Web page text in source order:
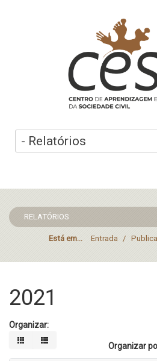
RELATÓRIOS
Está em... Entrada /
2021
Organizar:
Organizar